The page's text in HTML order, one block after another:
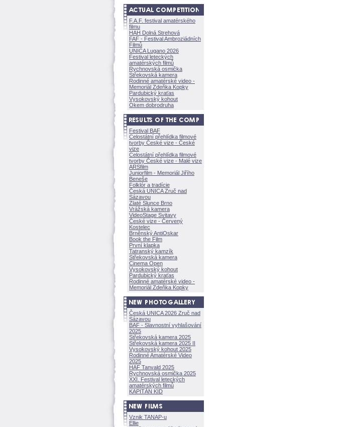
F.A.F. festival amatérského
filmu
HAH Dolná Strehov
FAF - Festival Ambroziádních
Filmů
UNICA Lugano 2026
Festival leteckých
amatérských filmů
Rychnovská osmička
Střekovská kamera
Rodinné amatérské video -
Memoriál Zdeňka Kopky
Pardubický kraťas
Vysokovský kohout
Okem dobrodruha
Festival BAF
Celostátní přehlídka filmové
tvorby České vize - České
vize
Celostátní přehlídka filmové
tvorby České vize - Malé vize
ARSfilm
Juniorfilm - Memoriál Jiřího
Beneše
Folklór a tradície
Česká UNICA Zruč nad
Sázavou
Zlaté Slunce Brno
Vrážská kamera
VideoStage Svitavy
České vize - Červený
Kostelec
Brněnský AntiOskar
Book the Film
První klapka
Tatranský kamzík
Střekovská kamera
Cinema Open
Vysokovský kohout
Pardubický kraťas
Rodinné amatérské video -
Memoriál Zdeňka Kopky
Česká UNICA 2026 Zruč nad
Sázavou
BAF - Slavnostní vyhlašování
2025
Střekovská kamera 2025
Střekovská kamera 2025 II
Vysokovský kohout 2025
Rodinné Amatérské Video
2025
HAF Tanvald 2025
Rychnovská osmička 2025
XXI. Festival leteckých
amatérských filmů
KAPITÁN KID
Vznik TANAP-u
Ellie